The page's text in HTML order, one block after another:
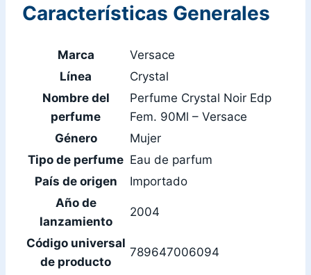
Características Generales
Marca
Versace
Línea
Crystal
Nombre del
perfume
Perfume Crystal Noir Edp
Fem. 90Ml – Versace
Género
Mujer
Tipo de perfume Eau de parfum
País de origen
Importado
Año de
lanzamiento
2004
Código universal
de producto
789647006094